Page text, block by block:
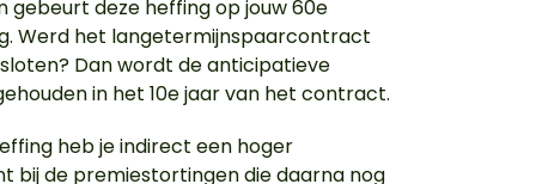
gebeurt deze heffing op jouw 60e
Werd het langetermijnspaarcontract
Dan wordt de anticipatieve
in het 10e jaar van het contract.
heb je indirect een hoger
bij de premiestortingen die daarna nog